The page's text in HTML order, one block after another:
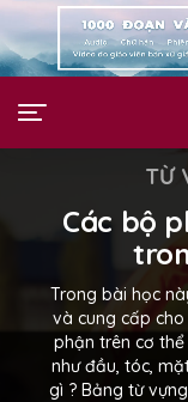
TỪ
Các bộ
Trong bài học
và cung cấp
phận trên cơ
như đầu, tóc,
gì ? Bảng từ